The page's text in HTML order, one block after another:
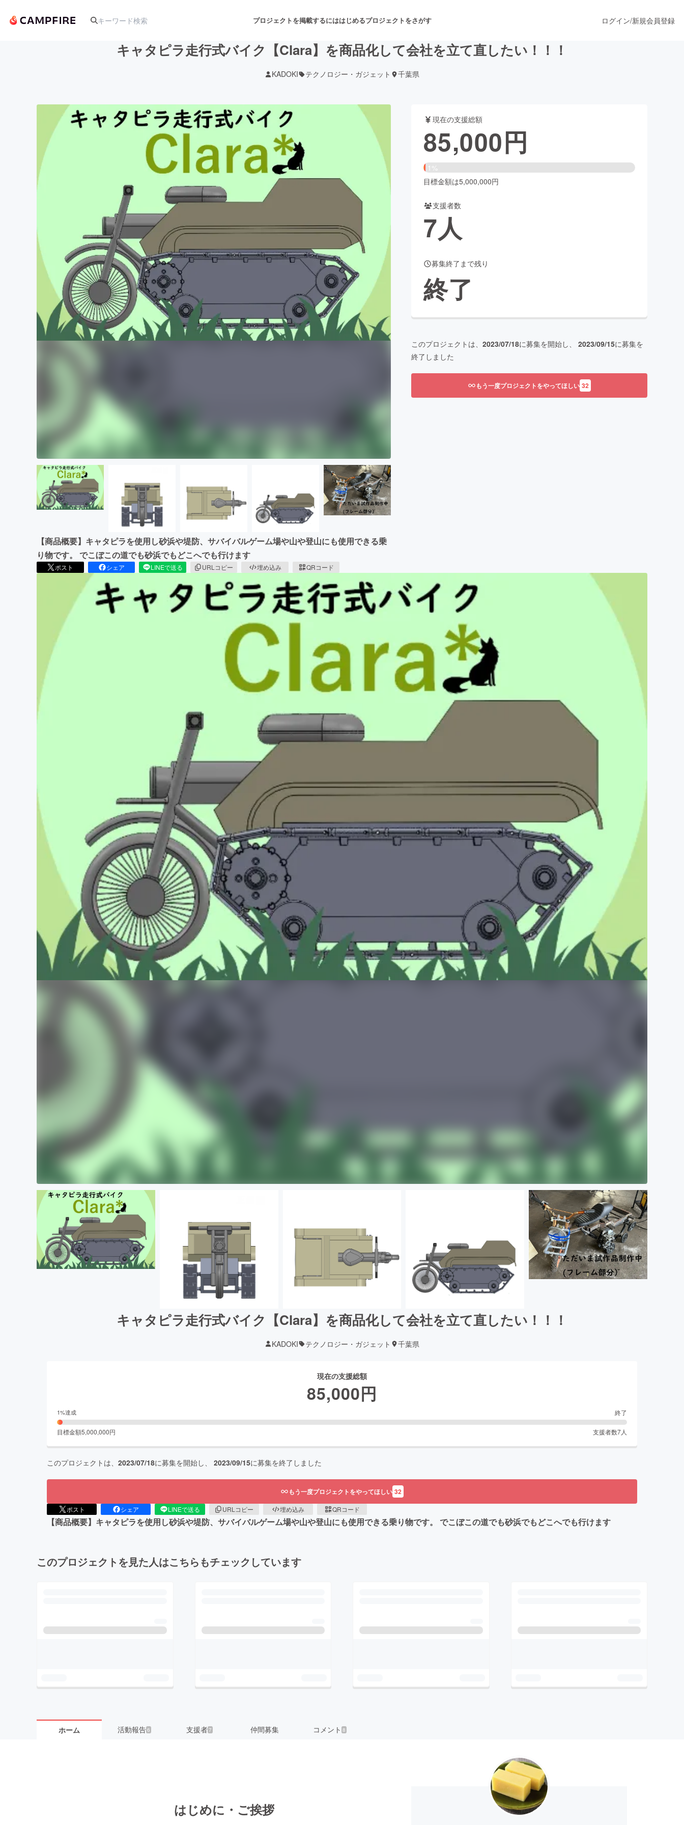
プロジェクトを掲載するにははじめるプロジェクトをさがす
アート・写真 音楽 舞台・パフォーマンス
テクノロジー・ガジェット ゲーム・サービス開発 フード・飲食店 ファッション
書籍・雑誌出版 アニメ・漫画
ビジネス・起業 ビューティー・ヘルスケア
まちづくり・地域活性化
CAMPFIRE for Social GoodCAMPFIRE Creation
CAMPFIREふるさと納税machi-yaコミュニティ
ログイン/新規会員登録
キャタピラ走行式バイク【Clara】を商品化して会社を立て直したい！！！
KADOKI テクノロジー・ガジェット 千葉県
【商品概要】キャタピラを使用し砂浜や堤防、サバイバルゲーム場や山や登山にも使用できる乗
り物です。 でこぼこの道でも砂浜でもどこへでも行けます
ポスト シェア LINEで送る URLコピー 埋め込み QRコード
現在の支援総額
85,000円
1%
目標金額は5,000,000円
支援者数
7人
募集終了まで残り
終了
このプロジェクトは、 2023/07/18に募集を開始し、 2023/09/15に募集を
終了しました
もう一度プロジェクトをやってほしい 32
キャタピラ走行式バイク【Clara】を商品化して会社を立て直したい！！！
KADOKI テクノロジー・ガジェット 千葉県
現在の支援総額
85,000円
1%達成 終了
目標金額5,000,000円 支援者数7人
このプロジェクトは、 2023/07/18に募集を開始し、 2023/09/15に募集を終了しました
もう一度プロジェクトをやってほしい 32
ポスト シェア LINEで送る URLコピー 埋め込み QRコード
【商品概要】キャタピラを使用し砂浜や堤防、サバイバルゲーム場や山や登山にも使用できる乗り物です。 でこぼこの道でも砂浜でもどこへでも行けます
このプロジェクトを見た人はこちらもチェックしています
ホーム 活動報告6 支援者7 仲間募集 コメント 8
はじめに・ご挨拶